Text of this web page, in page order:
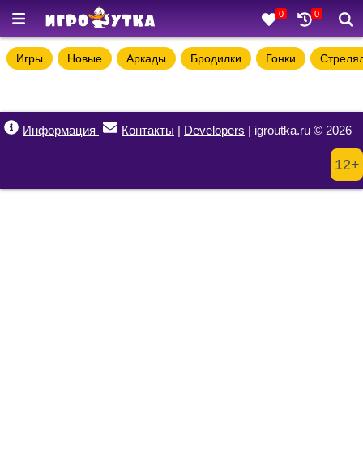
0 0
Игры Новые Аркады Бродилки Гонки
Информация Контакты | Developers | igroutka.ru © 2026
12+